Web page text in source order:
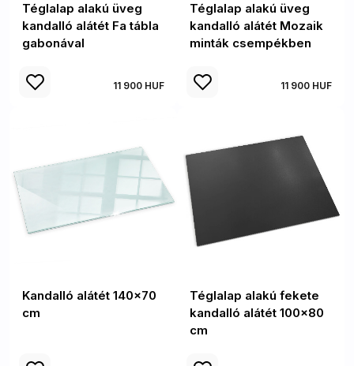
Téglalap alakú üveg
kandalló alátét Fa tábla
gabonával
11 900 HUF
Téglalap alakú üveg
kandalló alátét Mozaik
minták csempékben
11 900 HUF
Kandalló alátét 140x70
cm
Téglalap alakú fekete
kandalló alátét 100x80
cm